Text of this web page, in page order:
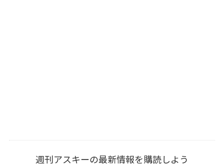
週刊アスキーの最新情報を購読しよう